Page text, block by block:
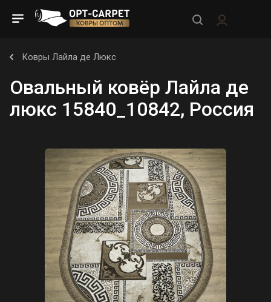
Ковры Лайла де Люкс
Овальный ковёр Лайла де
люкс 15840_10842, Россия